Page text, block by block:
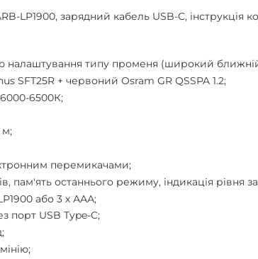
LP1900, зарядний кабель USB-C, інструкція
налаштування типу променя (широкий
SFT25R + червоний Osram GR QSSPA 1.2;
6000-6500К;
м;
перемикачами;
пам'ять останнього режиму, індикація рівня
або 3 х ААА;
порт USB Type-C;